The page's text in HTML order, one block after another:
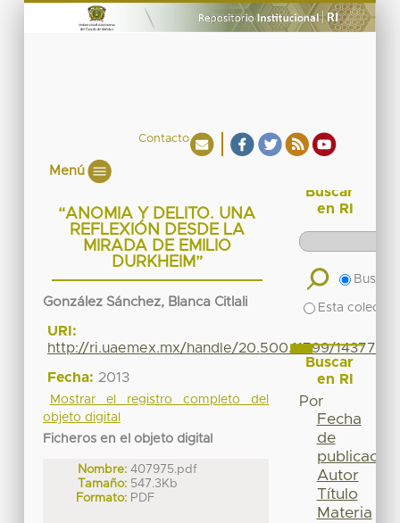
Contacto
Menú
“ANOMIA Y DELITO. UNA
REFLEXIÓN DESDE LA
MIRADA DE EMILIO
DURKHEIM”
González Sánchez, Blanca Citlali
URI:
http://ri.uaemex.mx/handle/20.500.11799/14377
Fecha: 2013
Mostrar el registro completo del
objeto digital
Ficheros en el objeto digital
Nombre: 407975.pdf
Tamaño: 547.3Kb
Formato: PDF
Buscar
en RI
Buscar
Esta
Buscar
en RI
Por
Fecha
de
publicación
Autor
Título
Materia